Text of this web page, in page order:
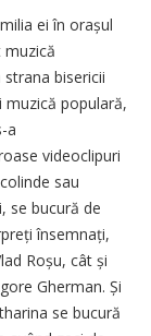
ei în orașul
muzică
bisericii
populară,
a
videoclipuri
sau
se bucură de
în­sem­nați,
Roșu, cât și
Gherman. Și
se bucură